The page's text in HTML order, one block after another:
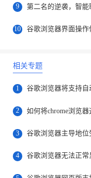
9
10 谷歌浏览器界面操
相关专题
1 谷歌浏览器将支持自
2 如何将chrome浏览
3
4 谷歌浏览器无法正常